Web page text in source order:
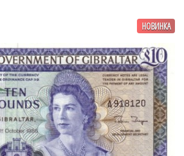
НОВИНКА